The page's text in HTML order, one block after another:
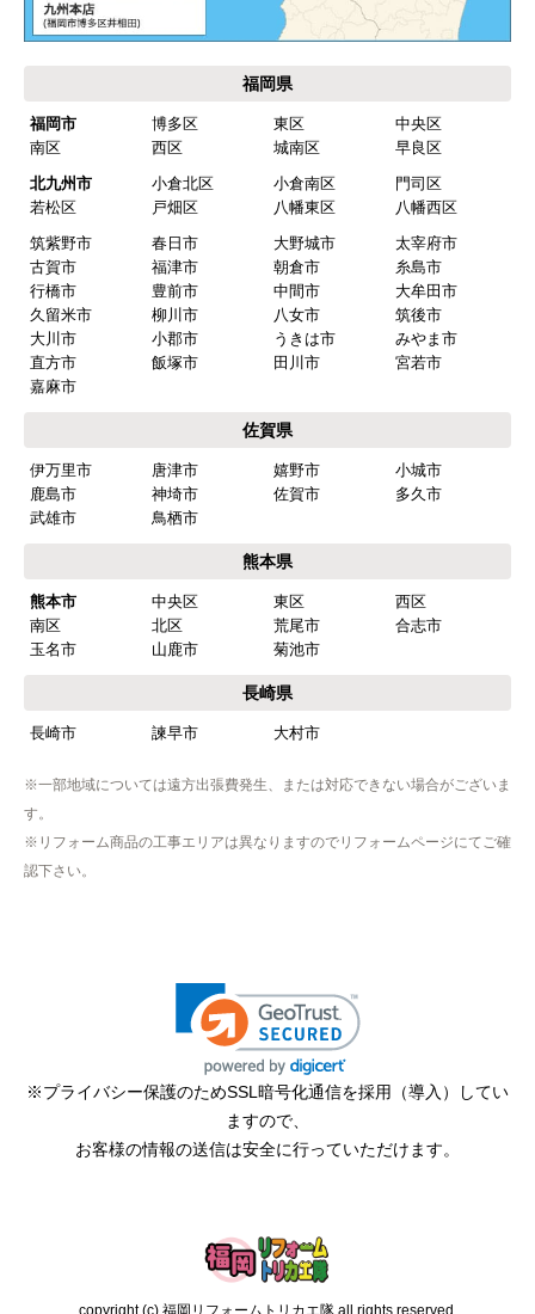
2026年4月18日 21:30
欲しい商品をスムーズに注文できましたか？
ショップからの連絡や対応は適切でしたか？
はい
予定の期日までに商品が届きましたか？
商品の梱包は必要十分なものでしたか？
またこのショップを利用したいですか？
文時期】2026年03月頃（モバイルから）
商品価格がお手頃だった
【注文からどのくらいで届きましたか？】
忘れました
【その他感想・コメント】
工事は土曜日に申し込んだが、
たので、仕事を1日休まなければならなかった。
ショップからの連絡や対応は適切でしたか？
予定の期日までに商品が届きましたか？
またこのショップを利用したいですか？
福岡県
福岡市 博多区 東区
中央区
南区
西区 城南区
早良区
北九州市
小倉北区 小倉南区
門司区
若松区
戸畑区 八幡東区
八幡西区
筑紫野市
春日市 大野城市
太宰府市
古賀市
福津市 朝倉市
糸島市
行橋市
豊前市 中間市
大牟田市
久留米市
柳川市 八女市
筑後市
大川市
小郡市 うきは市
みやま市
直方市
飯塚市 田川市
宮若市
嘉麻市
佐賀県
伊万里市 唐津市 嬉野市
小城市
鹿島市
神埼市 佐賀市
多久市
武雄市
鳥栖市
熊本県
熊本市 中央区 東区
西区
南区
北区 荒尾市
合志市
玉名市
山鹿市 菊池市
長崎県
長崎市 諫早市 大村市
※一部地域については遠方出張費発生、または対応できない場合がございま
す。
※リフォーム商品の工事エリアは異なりますのでリフォームページにてご確
認下さい。
※プライバシー保護のためSSL暗号化通信を採用（導入）してい
ますので、
お客様の情報の送信は安全に行っていただけます。